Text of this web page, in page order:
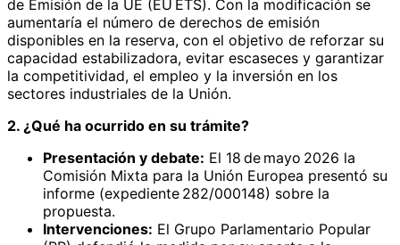
de Emisión de la UE (EU ETS). Con la modificación se
aumentaría el número de derechos de emisión
disponibles en la reserva, con el objetivo de reforzar su
capacidad estabilizadora, evitar escaseces y garantizar
la competitividad, el empleo y la inversión en los
sectores industriales de la Unión.
2. ¿Qué ha ocurrido en su trámite?
Presentación y debate: El 18 de mayo 2026 la
Comisión Mixta para la Unión Europea presentó su
informe (expediente 282/000148) sobre la
propuesta.
Intervenciones: El Grupo Parlamentario Popular